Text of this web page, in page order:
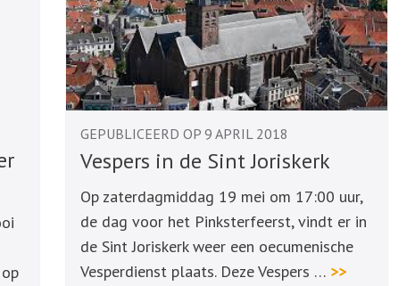
GEPUBLICEERD OP 9 APRIL 2018
Vespers in de Sint Joriskerk
Op zaterdagmiddag 19 mei om 17:00 uur,
de dag voor het Pinksterfeerst, vindt er in
de Sint Joriskerk weer een oecumenische
Vesperdienst plaats. Deze Vespers … >>